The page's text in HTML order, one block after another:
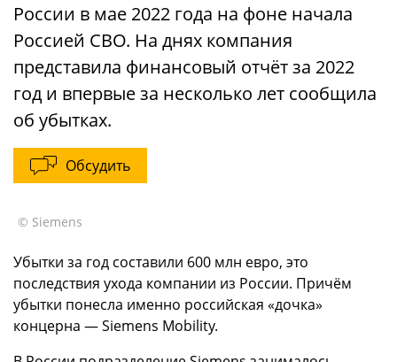
России в мае 2022 года на фоне начала
Россией СВО. На днях компания
представила финансовый отчёт за 2022
год и впервые за несколько лет сообщила
об убытках.
Обсудить
© Siemens
Убытки за год составили 600 млн евро, это
последствия ухода компании из России. Причём
убытки понесла именно российская «дочка»
концерна — Siemens Mobility.